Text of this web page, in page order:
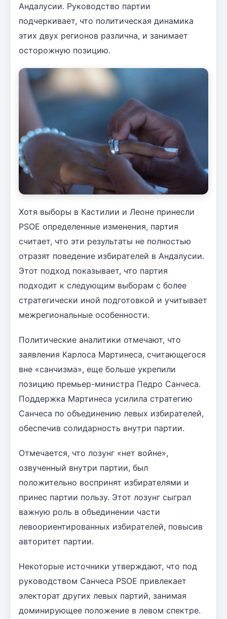
Андалусии. Руководство партии
подчеркивает, что политическая динамика
этих двух регионов различна, и занимает
осторожную позицию.
Хотя выборы в Кастилии и Леоне принесли
PSOE определенные изменения, партия
считает, что эти результаты не полностью
отразят поведение избирателей в Андалусии.
Этот подход показывает, что партия
подходит к следующим выборам с более
стратегически иной подготовкой и учитывает
межрегиональные особенности.
Политические аналитики отмечают, что
заявления Карлоса Мартинеса, считающегося
вне «санчизма», еще больше укрепили
позицию премьер-министра Педро Санчеса.
Поддержка Мартинеса усилила стратегию
Санчеса по объединению левых избирателей,
обеспечив солидарность внутри партии.
Отмечается, что лозунг «нет войне»,
озвученный внутри партии, был
положительно воспринят избирателями и
принес партии пользу. Этот лозунг сыграл
важную роль в объединении части
левоориентированных избирателей, повысив
авторитет партии.
Некоторые источники утверждают, что под
руководством Санчеса PSOE привлекает
электорат других левых партий, занимая
доминирующее положение в левом спектре.